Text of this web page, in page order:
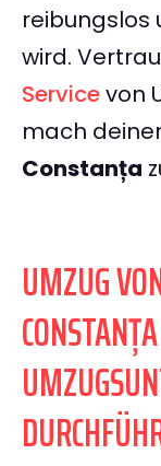
reibungslos
wird.
Servicevon
mach
Constanța
UMZUG